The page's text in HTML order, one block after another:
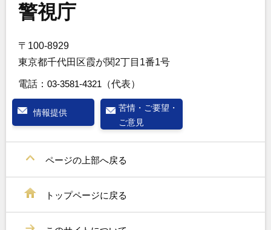
警視庁
〒100-8929
東京都千代田区霞が関2丁目1番1号
電話： 03-3581-4321 （代表）
情報提供
苦情・ご要望・
ご意見
ページの上部へ戻る
トップページに戻る